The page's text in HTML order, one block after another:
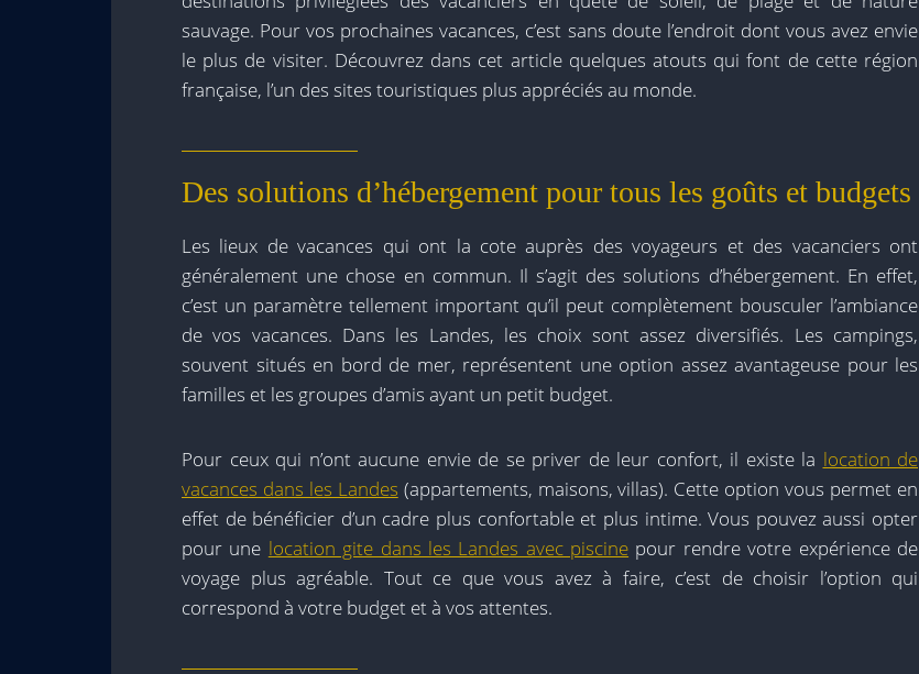
sauvage. Pour vos prochaines vacances, c’est sans doute l’endroit dont vous avez envie
le plus de visiter. Découvrez dans cet article quelques atouts qui font de cette région
française, l’un des sites touristiques plus appréciés au monde.
Des solutions d’hébergement pour tous les goûts et budgets
Les lieux de vacances qui ont la cote auprès des voyageurs et des vacanciers ont
généralement une chose en commun. Il s’agit des solutions d’hébergement. En effet,
c’est un paramètre tellement important qu’il peut complètement bousculer l’ambiance
de vos vacances. Dans les Landes, les choix sont assez diversifiés. Les campings,
souvent situés en bord de mer, représentent une option assez avantageuse pour les
familles et les groupes d’amis ayant un petit budget.
Pour ceux qui n’ont aucune envie de se priver de leur confort, il existe la location de
vacances dans les Landes (appartements, maisons, villas). Cette option vous permet en
effet de bénéficier d’un cadre plus confortable et plus intime. Vous pouvez aussi opter
pour une location gite dans les Landes avec piscine pour rendre votre expérience de
voyage plus agréable. Tout ce que vous avez à faire, c’est de choisir l’option qui
correspond à votre budget et à vos attentes.